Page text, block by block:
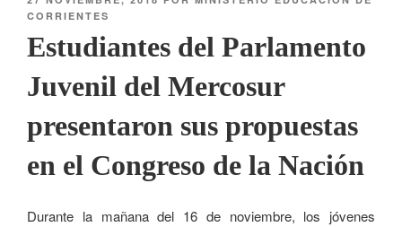
CORRIENTES
Estudiantes del Parlamento
Juvenil del Mercosur
presentaron sus propuestas
en el Congreso de la Nación
Durante la mañana del 16 de noviembre, los jóvenes